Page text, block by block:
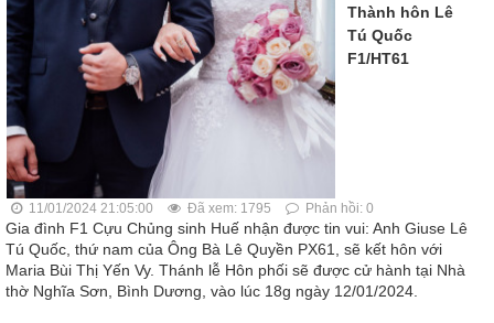
Thành hôn Lê
Tú Quốc
F1/HT61
11/01/2024 21:05:00 Đã xem: 1795 Phản hồi: 0
Gia đình F1 Cựu Chủng sinh Huế nhận được tin vui: Anh Giuse Lê
Tú Quốc, thứ nam của Ông Bà Lê Quyền PX61, sẽ kết hôn với
Maria Bùi Thị Yến Vy. Thánh lễ Hôn phối sẽ được cử hành tại Nhà
thờ Nghĩa Sơn, Bình Dương, vào lúc 18g ngày 12/01/2024.